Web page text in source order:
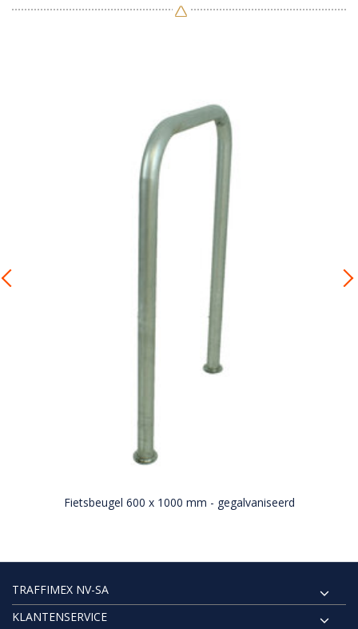
Fietsbeugel 600 x 1000 mm - gegalvaniseerd
TRAFFIMEX NV-SA
KLANTENSERVICE